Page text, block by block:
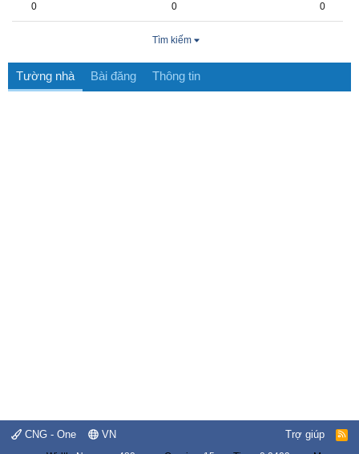
0 0 0
Tìm kiếm
Tường nhà Bài đăng Thông tin
CNG - One VN Trợ giúp
R